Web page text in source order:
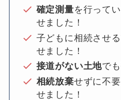
確定測量を行って
せました！
子どもに相続させ
せました！
接道がない土地で
相続放棄せずに不
せました！